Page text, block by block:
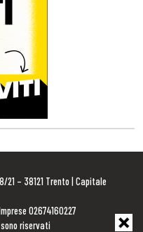
21 – 38121 Trento | Capitale
02674160227
riservati